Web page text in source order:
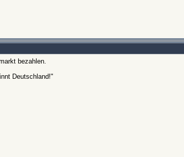
bezahlen.
Deutschland!"